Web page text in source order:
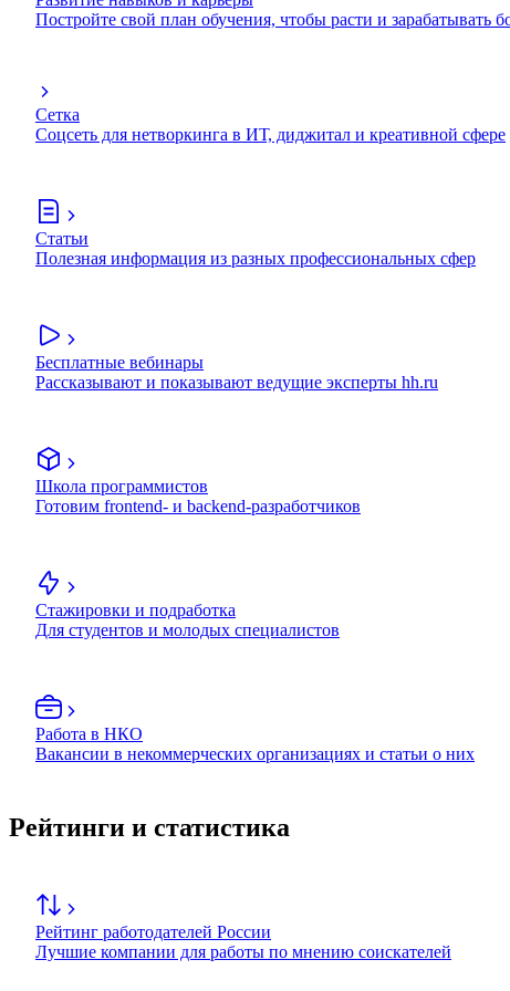
Постройте свой план обучения, чтобы расти и зарабатывать
Сетка
Соцсеть для нетворкинга в ИТ, диджитал и креативной сфере
Статьи
Полезная информация из разных профессиональных сфер
Бесплатные вебинары
Рассказывают и показывают ведущие эксперты hh.ru
Школа программистов
Готовим frontend- и backend-разработчиков
Стажировки и подработка
Для студентов и молодых специалистов
Работа в НКО
Вакансии в некоммерческих организациях и статьи о них
Рейтинги и статистика
Рейтинг работодателей России
Лучшие компании для работы по мнению соискателей